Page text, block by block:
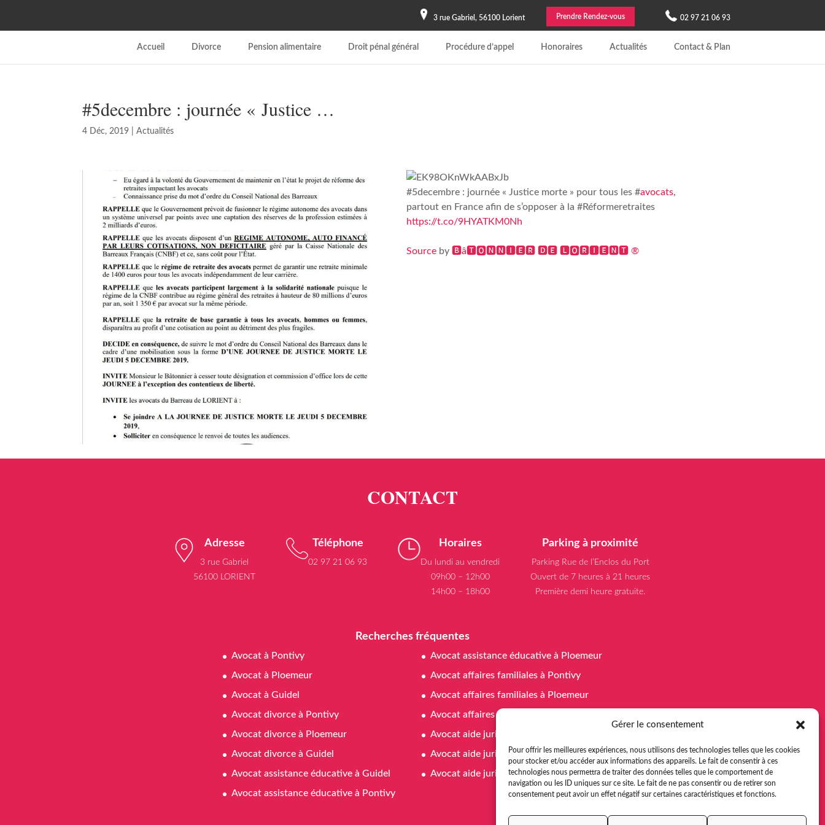
Gérer le consentement
Pour offrir les meilleures expériences, nous utilisons des technologies telles que les cookies
pour stocker et/ou accéder aux informations des appareils. Le fait de consentir à ces
technologies nous permettra de traiter des données telles que le comportement de
navigation ou les ID uniques sur ce site. Le fait de ne pas consentir ou de retirer son
consentement peut avoir un effet négatif sur certaines caractéristiques et fonctions.
02 97 21 06 93
3 rue Gabriel, 56100 Lorient Prendre Rendez-vous
Accueil Divorce Pension alimentaire Droit pénal général Procédure d’appel Honoraires Actualités Contact & Plan
#5decembre : journée « Justice …
4 Déc, 2019 |Actualités
#5decembre : journée « Justice morte » pour tous les #avocats,
partout en France afin de s’opposer à la #Réformeretraites
https://t.co/9HYATKM0Nh
Source by 🅱â🆃🅾🅽🅽🅸🅴🆁 🅳🅴 🅻🅾🆁🅸🅴🅽🆃 ®
Adresse
3 rue Gabriel
56100 LORIENT
Téléphone
02 97 21 06 93
Horaires
Du lundi au vendredi
09h00 – 12h00
14h00 – 18h00
Parking à proximité
Parking Rue de l’Enclos du Port
Ouvert de 7 heures à 21 heures
Première demi heure gratuite.
Recherches fréquentes
Avocat à Pontivy
Avocat à Ploemeur
Avocat à Guidel
Avocat divorce à Pontivy
Avocat divorce à Ploemeur
Avocat divorce à Guidel
Avocat assistance éducative à Guidel
Avocat assistance éducative à Pontivy
Avocat assistance éducative à Ploemeur
Avocat affaires familiales à Pontivy
Avocat affaires familiales à Ploemeur
Avocat affaires familiales à Guidel
Avocat aide juridictionnelle Pontivy
Avocat aide juridictionnelle à Ploemeur
Avocat aide juridictionnelle à Guidel